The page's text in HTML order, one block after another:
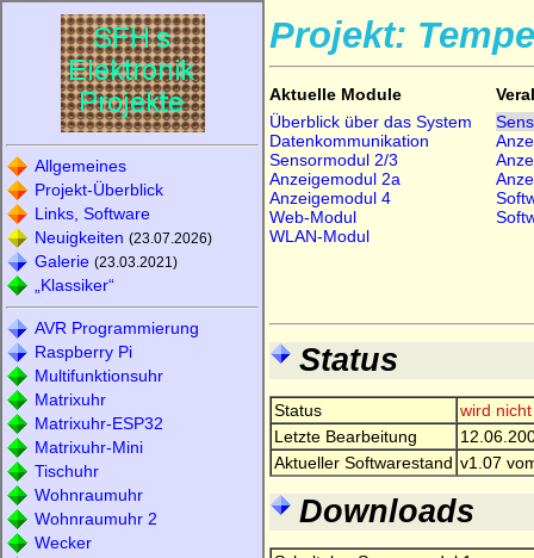
Allgemeines
Projekt-Überblick
Links, Software
Neuigkeiten (23.07.2026)
Galerie (23.03.2021)
„Klassiker“
AVR Programmierung
Raspberry Pi
Multifunktionsuhr
Matrixuhr
Matrixuhr-ESP32
Matrixuhr-Mini
Tischuhr
Wohnraumuhr
Wohnraumuhr 2
Wecker
Projekt:
Aktuelle Module
Überblick über das System
Datenkommunikation
Sensormodul 2/3
Anzeigemodul 2a
Anzeigemodul 4
Web-Modul
WLAN-Modul
Status
Status
wird
Letzte Bearbeitung
Aktueller Softwarestand v1.07
Downloads